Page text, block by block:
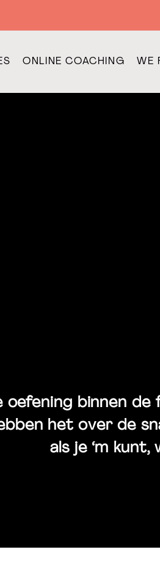
ONLINE COACHING WE
oefening binnen
het over de
als je ‘m